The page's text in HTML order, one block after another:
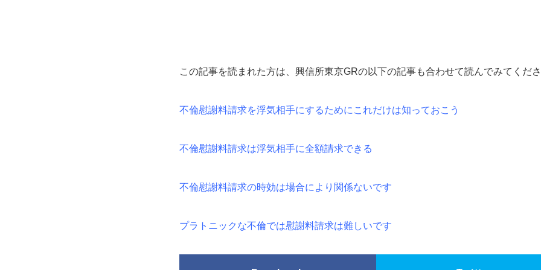
この記事を読まれた方は、興信所東京GRの以下の記事も合わせて読んでみてくだ
不倫慰謝料請求を浮気相手にするためにこれだけは知っておこう
不倫慰謝料請求は浮気相手に全額請求できる
不倫慰謝料請求の時効は場合により関係ないです
プラトニックな不倫では慰謝料請求は難しいです